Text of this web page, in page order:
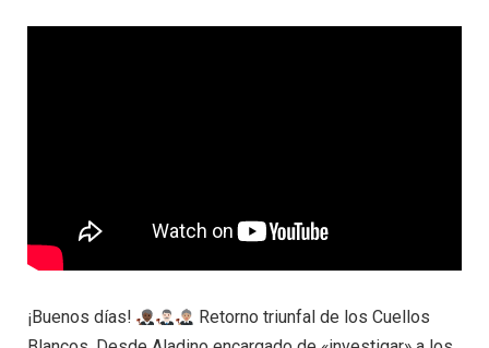
¡Buenos días!
Retorno triunfal de los Cuellos